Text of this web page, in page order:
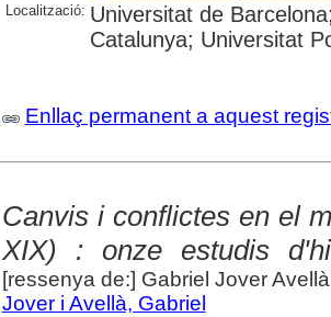
Localització: Universitat de
Catalunya; Universitat
Enllaç permanent a aquest
Canvis i conflictes en el
XIX) : onze estudis
[ressenya de:] Gabriel Jover Avellà
Jover i Avellà, Gabriel